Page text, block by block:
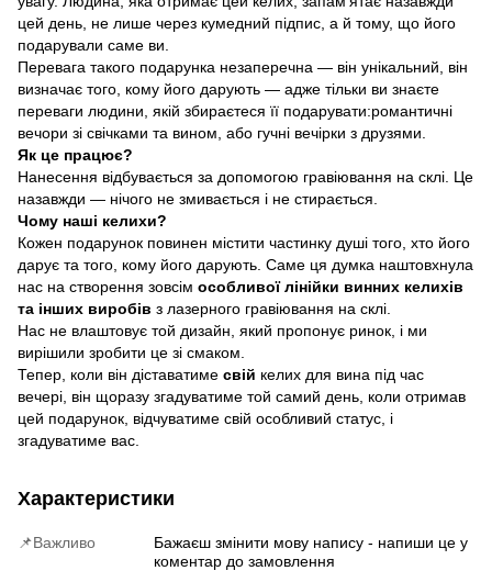
цей день, не лише через кумедний підпис, а й тому, що його
подарували саме ви.
Перевага такого подарунка незаперечна — він унікальний, він
визначає того, кому його дарують — адже тільки ви знаєте
переваги людини, якій збираєтеся її подарувати:романтичні
вечори зі свічками та вином, або гучні вечірки з друзями.
Як це працює?
Нанесення відбувається за допомогою гравіювання на склі. Це
назавжди — нічого не змивається і не стирається.
Чому наші келихи?
Кожен подарунок повинен містити частинку душі того, хто його
дарує та того, кому його дарують. Саме ця думка наштовхнула
нас на створення зовсім особливої ​​лінійки винних келихів
та інших виробів з лазерного гравіювання на склі.
Нас не влаштовує той дизайн, який пропонує ринок, і ми
вирішили зробити це зі смаком.
Тепер, коли він діставатиме свій келих для вина під час
вечері, він щоразу згадуватиме той самий день, коли отримав
цей подарунок, відчуватиме свій особливий статус, і
згадуватиме вас.
Характеристики
📌Важливо
Бажаєш змінити мову напису - напиши це у
коментар до замовлення